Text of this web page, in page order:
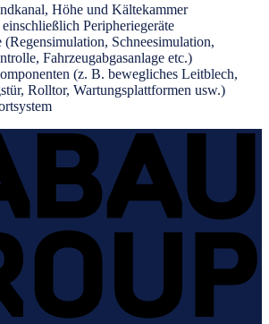
Höhe und Kältekammer
Peripheriegeräte
(Regensimulation, Schneesimulation,
Fahrzeugabgasanlage etc.)
(z. B. bewegliches Leitblech,
Rolltor, Wartungsplattformen usw.)